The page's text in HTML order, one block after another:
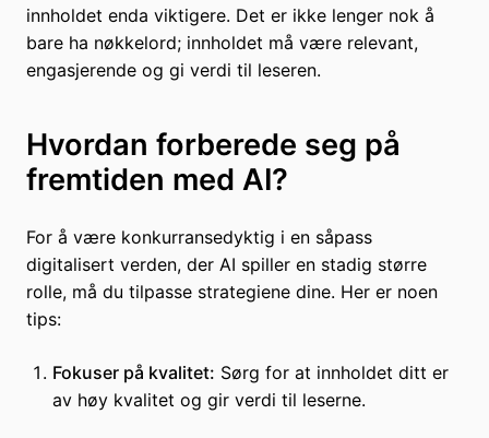
innholdet enda viktigere. Det er ikke lenger nok å
bare ha nøkkelord; innholdet må være relevant,
engasjerende og gi verdi til leseren.
Hvordan forberede seg på
fremtiden med AI?
For å være konkurransedyktig i en såpass
digitalisert verden, der AI spiller en stadig større
rolle, må du tilpasse strategiene dine. Her er noen
tips:
Fokuser på kvalitet: Sørg for at innholdet ditt er
av høy kvalitet og gir verdi til leserne.